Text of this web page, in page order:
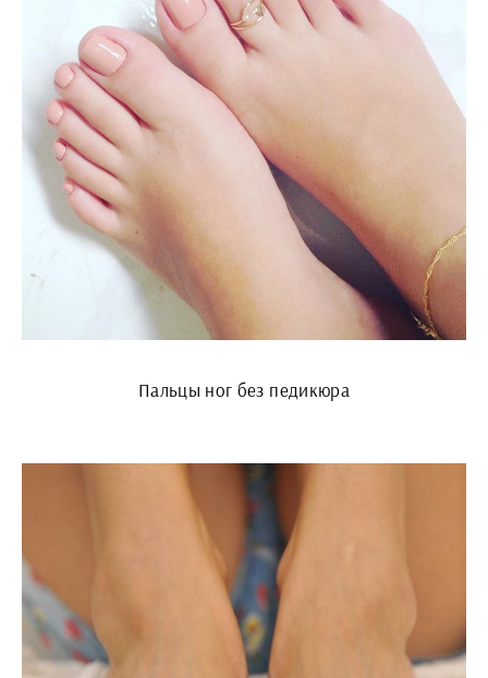
Пальцы ног без педикюра